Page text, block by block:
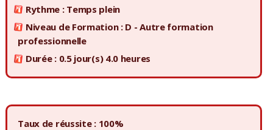
Rythme : Temps plein
Niveau de Formation : D - Autre formation
professionnelle
Durée : 0.5 jour(s) 4.0 heures
Taux de réussite : 100%